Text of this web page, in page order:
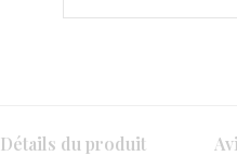
Détails du produit